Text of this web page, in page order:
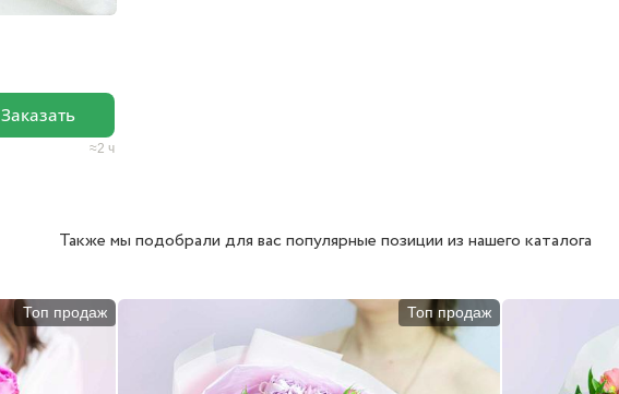
2 ч
Заказать
Также мы подобрали для вас популярные позиции из нашего каталога
Топ продаж Топ продаж